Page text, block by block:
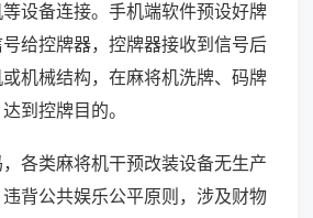
设备连接。手机端软件预设好牌
给控牌器，控牌器接收到信号后
机械结构，在麻将机洗牌、码牌
到控牌目的。
各类麻将机干预改装设备无生产
背公共娱乐公平原则，涉及财物